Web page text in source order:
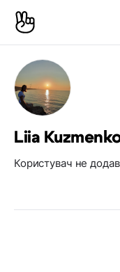
Liia
Користувач не